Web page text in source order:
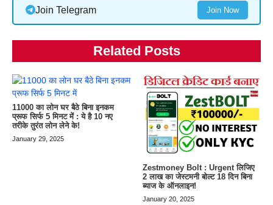
Join Telegram Join Now
Related Posts
11000 का लोन घर बैठे बिना इनकम
प्रूफ सिर्फ 5 मिनट में : ये है 10 नए
तरीके तुरंत लोन लेने के!
January 29, 2025
Zestmoney Bolt : Urgent लिजिए
2 लाख का जेस्टमनी बोल्ट 18 दिन बिना
ब्याज के ऑनलाइन!
January 20, 2025